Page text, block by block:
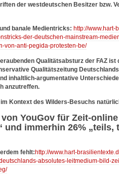
der westdeutschen Besitzer bzw.
banale Medientricks: http://www.hart-
der-deutschen-mainstream-
von-anti-pegida-protesten-be/
Qualitätsabsturz der FAZ
Qualitätszeitung
inhaltlich-argumentative
anzutreffen.
Kontext des Wilders-Besuchs
YouGov für Zeit-
und immerhin 26%
fehlt:http://www.hart-
absolutes-leitmedium-bild-